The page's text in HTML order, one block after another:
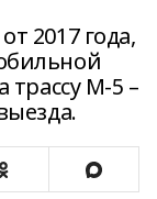
2017 года,
трассу М-5 –